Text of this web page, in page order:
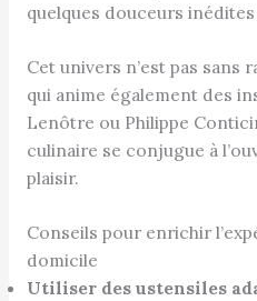
quelques douceurs inédites
Cet univers n’est pas sans
qui anime également des
Lenôtre ou Philippe
culinaire se conjugue à
plaisir.
Conseils pour enrichir
domicile
Utiliser des ustensiles